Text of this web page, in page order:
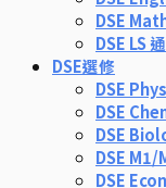
DSE
DSE LS
DSE選修
DSE
DSE
DSE
DSE M1/
DSE